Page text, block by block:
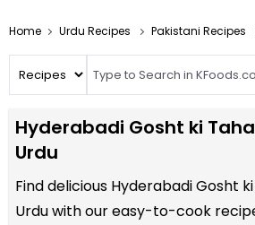
Home Urdu Recipes Pakistani Recipes
Hyderabadi Gosht ki
Urdu
Find delicious Hyderabadi Gosht
Urdu with our easy-to-cook